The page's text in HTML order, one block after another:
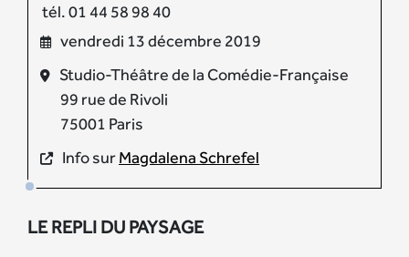
tél. 01 44 58 98 40
vendredi 13 décembre 2019
Studio-Théâtre de la Comédie-Française
99 rue de Rivoli
75001 Paris
Info surMagdalena Schrefel
LE REPLI DU PAYSAGE